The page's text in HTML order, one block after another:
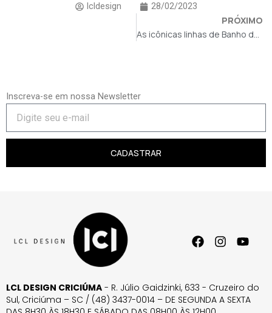
lcldesign 28/02/2023
PRÓXIMO
As icônicas linhas de Banho de Trussardi
Inscreva-se em nossa Newsletter
CADASTRAR
LCL DESIGN CRICIÚMA - R. Júlio Gaidzinki, 633 - Cruzeiro do
Sul, Criciúma – SC / (48) 3437-0014 – DE SEGUNDA A SEXTA